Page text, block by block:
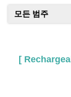
모든 범주
[